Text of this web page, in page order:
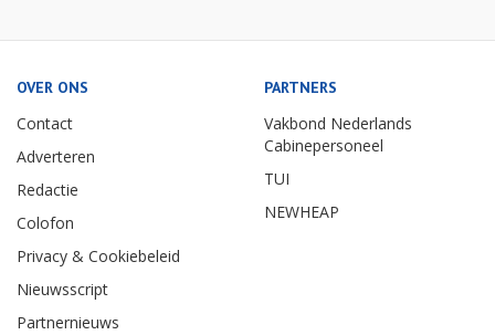
OVER ONS
Contact
Adverteren
Redactie
Colofon
Privacy & Cookiebeleid
Nieuwsscript
Partnernieuws
PARTNERS
Vakbond Nederlands
Cabinepersoneel
TUI
NEWHEAP